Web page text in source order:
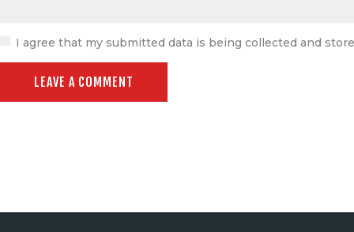
I agree that my submitted data is being collected and